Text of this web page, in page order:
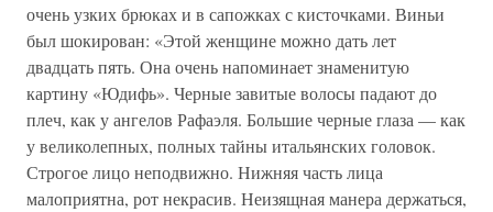
очень узких брюках и в сапожках с кисточками. Виньи
был шокирован: «Этой женщине можно дать лет
двадцать пять. Она очень напоминает знаменитую
картину «Юдифь». Черные завитые волосы падают до
плеч, как у ангелов Рафаэля. Большие черные глаза — как
у великолепных, полных тайны итальянских головок.
Строгое лицо неподвижно. Нижняя часть лица
малоприятна, рот некрасив. Неизящная манера держаться,